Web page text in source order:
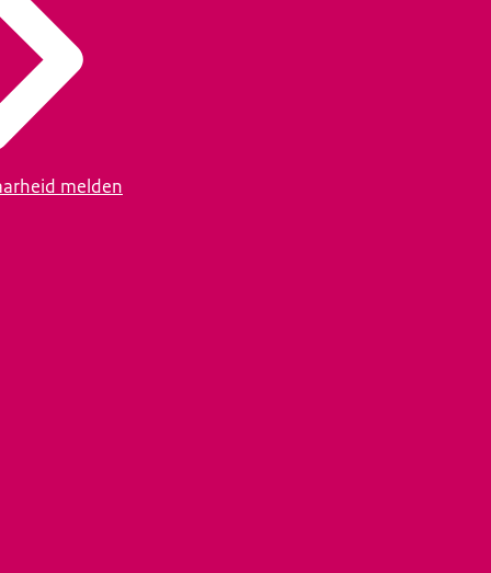
melden